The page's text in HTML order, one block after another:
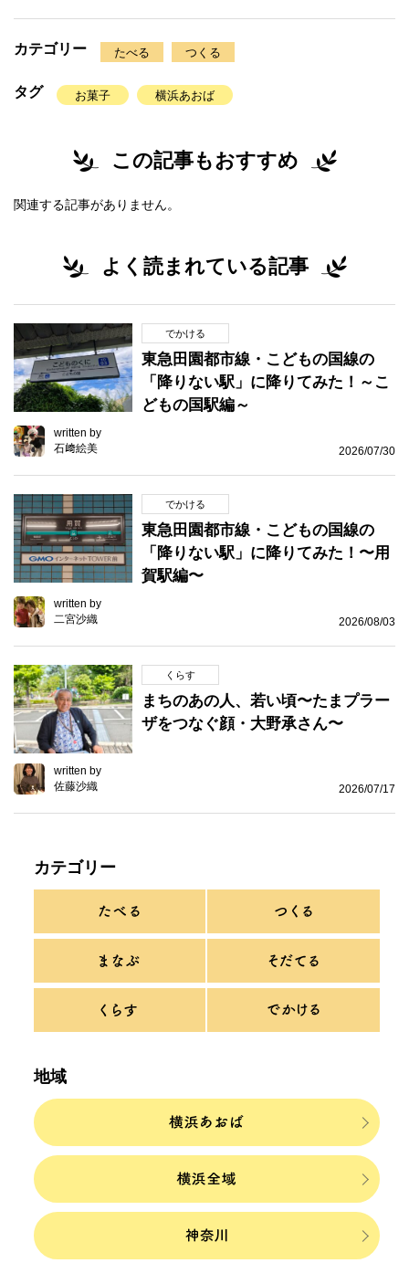
カテゴリー たべる つくる
タグ お菓子 横浜あおば
この記事もおすすめ
関連する記事がありません。
よく読まれている記事
でかける
東急田園都市線・こどもの国線の
「降りない駅」に降りてみた！～こ
どもの国駅編～
written by
石﨑絵美
2026/07/30
でかける
東急田園都市線・こどもの国線の
「降りない駅」に降りてみた！〜用
賀駅編〜
written by
二宮沙織
2026/08/03
くらす
まちのあの人、若い頃〜たまプラー
ザをつなぐ顔・大野承さん〜
written by
佐藤沙織
2026/07/17
カテゴリー
地域